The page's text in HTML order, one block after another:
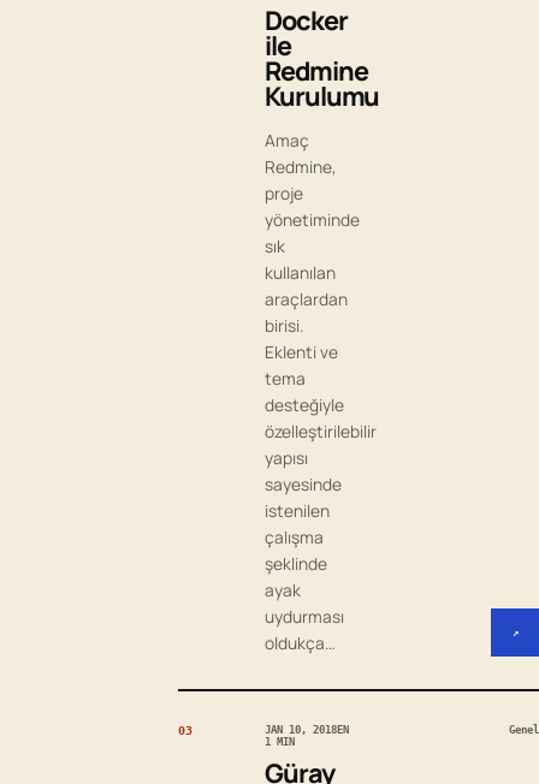
Docker
ile
Redmine
Kurulumu
Amaç
Redmine,
proje
yönetiminde
sık
kullanılan
araçlardan
birisi.
Eklenti ve
tema
desteğiyle
özelleştirilebilir
yapısı
sayesinde
istenilen
çalışma
şeklinde
ayak
uydurması
oldukça…
↗
03 JAN 10, 2018 EN
1 MIN
Güray
Genel